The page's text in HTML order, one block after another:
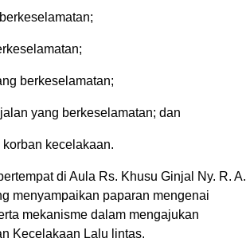
berkeselamatan;
yang berkeselamatan; dan
kecelakaan.
di Aula Rs. Khusu Ginjal Ny. R. A.
menyampaikan paparan mengenai
mekanisme dalam mengajukan
Kecelakaan Lalu lintas.